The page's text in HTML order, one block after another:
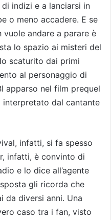
indizi e a lanciarsi in
o meno accadere. E se
andare a parare è
lo spazio ai misteri del
scaturito dai primi
al personaggio di
apparso nel film prequel
interpretato dal cantante
infatti, si fa spesso
infatti, è convinto di
e lo dice all’agente
gli ricorda che
da diversi anni. Una
caso tra i fan, visto